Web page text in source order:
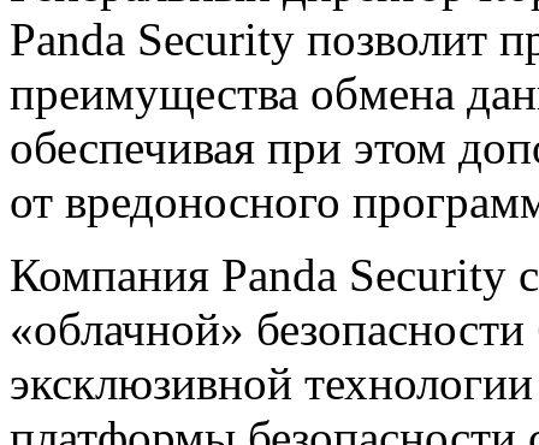
Panda Security позволит
преимущества обмена
обеспечивая при этом
от вредоносного
Компания Panda Security
«облачной» безопасности
эксклюзивной